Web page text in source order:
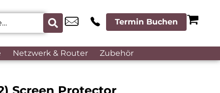
Termin Buchen
Netzwerk & Router Zubehör